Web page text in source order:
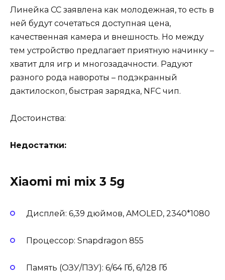
Линейка CC заявлена как молодежная, то есть в
ней будут сочетаться доступная цена,
качественная камера и внешность. Но между
тем устройство предлагает приятную начинку –
хватит для игр и многозадачности. Радуют
разного рода навороты – подэкранный
дактилоскоп, быстрая зарядка, NFC чип.
Достоинства:
Недостатки:
Xiaomi mi mix 3 5g
Дисплей: 6,39 дюймов, AMOLED, 2340*1080
Процессор: Snapdragon 855
Память (ОЗУ/ПЗУ): 6/64 Гб, 6/128 Гб